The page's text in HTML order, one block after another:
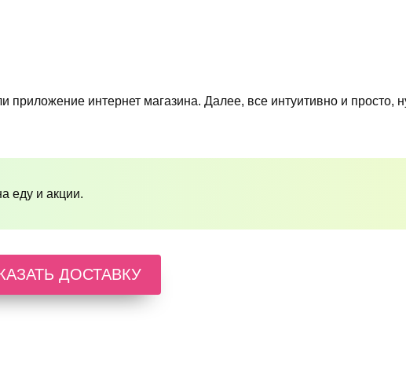
приложение интернет магазина. Далее, все интуитивно и просто,
еду и акции.
ДОСТАВКУ